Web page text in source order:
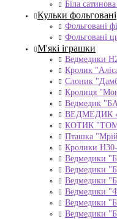
Біла
Кульки фольговані
Фольговані
Фольговані
М'які іграшки
Ведмедики
Кролик
Слоник
Кролиця
Ведмедик
ВЕДМЕДИК
КОТИК
Пташка
Кролики
Ведмедики
Ведмедики
Ведмедики
Ведмедики
Ведмедики
Ведмедики